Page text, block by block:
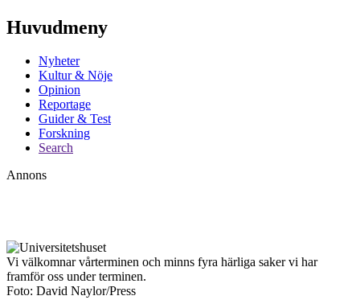
Huvudmeny
Nyheter
Kultur & Nöje
Opinion
Reportage
Guider & Test
Forskning
Search
Annons
Vi välkomnar vårterminen och minns fyra härliga saker vi har
framför oss under terminen.
Foto: David Naylor/Press